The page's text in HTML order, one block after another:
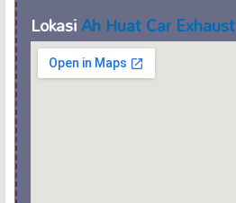
LokasiAh Huat Car Exhaust